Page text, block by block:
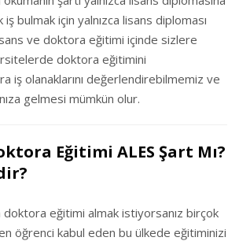
iş bulmak için yalnızca lisans diploması
ve doktora eğitimi içinde sizlere
doktora eğitimini
iş olanaklarını değerlendirebilmemiz ve
gelmesi mümkün olur.
Eğitimi ALES Şart Mı?
doktora eğitimi almak istiyorsanız birçok
öğrenci kabul eden bu ülkede eğitiminizi